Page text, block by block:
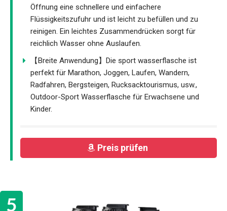
Öffnung eine schnellere und einfachere
Flüssigkeitszufuhr und ist leicht zu befüllen und zu
reinigen. Ein leichtes Zusammendrücken sorgt für
reichlich Wasser ohne Auslaufen.
【Breite Anwendung】Die sport wasserflasche ist
perfekt für Marathon, Joggen, Laufen, Wandern,
Radfahren, Bergsteigen, Rucksacktourismus, usw.,
Outdoor-Sport Wasserflasche für Erwachsene und
Kinder.
Preis prüfen